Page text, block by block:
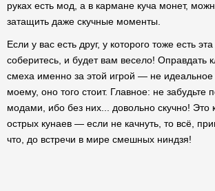
руках есть мод, а в кармане куча монет,
затащить даже скучные моменты.
Если у вас есть друг, у которого тоже есть
соберитесь, и будет вам весело! Оправдать
смеха именно за этой игрой — не
моему, оно того стоит. Главное: не забудьте
модами, ибо без них... довольно скучно! Это
острых кунаев — если не качнуть, то всё,
что, до встречи в мире смешных ниндзя!